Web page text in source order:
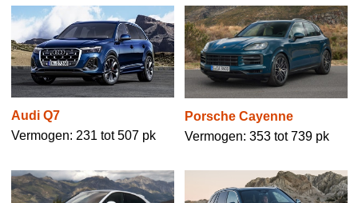
Audi Q7
Vermogen: 231 tot 507 pk
Porsche Cayenne
Vermogen: 353 tot 739 pk